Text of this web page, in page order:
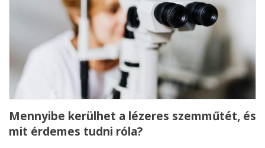
Mennyibe kerülhet a lézeres szemműtét, és
mit érdemes tudni róla?